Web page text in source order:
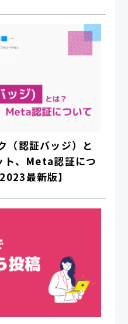
（認証バッジ）と
ト、Meta認証につ
最新版】